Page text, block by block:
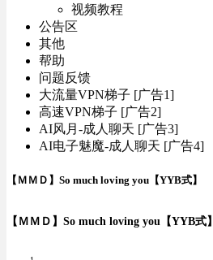
视频教程
公告区
其他
帮助
问题反馈
大流量VPN梯子 [广告1]
高速VPN梯子 [广告2]
AI风月-成人聊天 [广告3]
AI电子魅魔-成人聊天 [广告4]
【ＭＭＤ】So much loving you【YYB式】
【ＭＭＤ】So much loving you【YYB式】